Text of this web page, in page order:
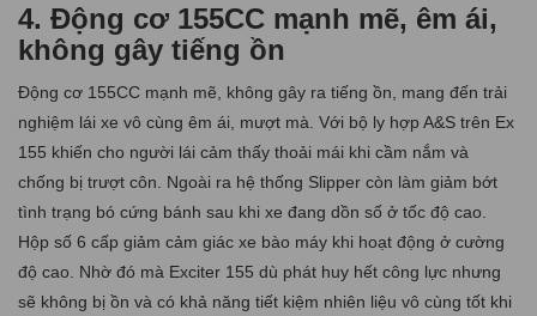
4. Động cơ 155CC mạnh mẽ, êm ái,
không gây tiếng ồn
Động cơ 155CC mạnh mẽ, không gây ra tiếng ồn, mang đến trải
nghiệm lái xe vô cùng êm ái, mượt mà. Với bộ ly hợp A&S trên Ex
155 khiến cho người lái cảm thấy thoải mái khi cầm nắm và
chống bị trượt côn. Ngoài ra hệ thống Slipper còn làm giảm bớt
tình trạng bó cứng bánh sau khi xe đang dồn số ở tốc độ cao.
Hộp số 6 cấp giảm cảm giác xe bào máy khi hoạt động ở cường
độ cao. Nhờ đó mà Exciter 155 dù phát huy hết công lực nhưng
sẽ không bị ồn và có khả năng tiết kiệm nhiên liệu vô cùng tốt khi